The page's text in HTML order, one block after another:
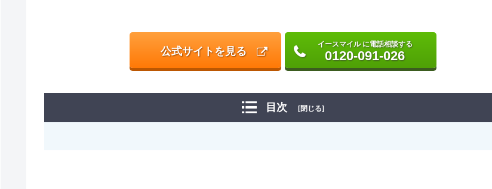
公式サイトを見る
イースマイル に電話相談する
0120-091-026
目次 [閉じる]